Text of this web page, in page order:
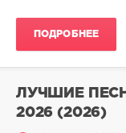
ПОДРОБНЕЕ
ЛУЧШИЕ
2026 (2026)